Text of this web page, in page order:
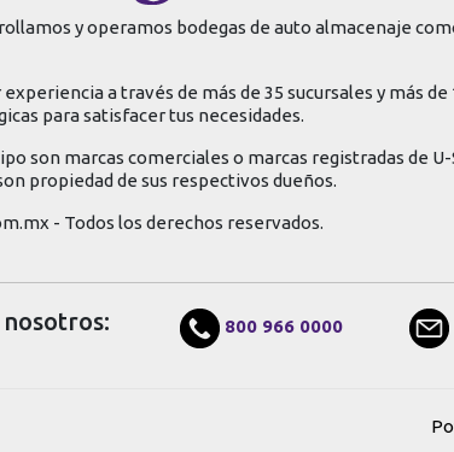
y operamos bodegas de auto almacenaje
a través de más de 35 sucursales y más de
para satisfacer tus necesidades.
son marcas comerciales o marcas registradas de
propiedad de sus respectivos dueños.
- Todos los derechos reservados.
800 966 0000